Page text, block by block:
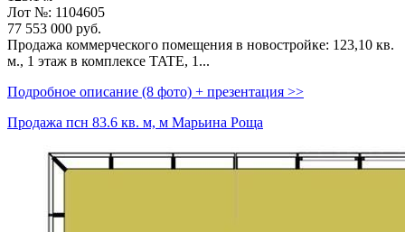
Лот №: 1104605
77 553 000 руб.
Продажа коммерческого помещения в новостройке: 123,­10 кв.
м.,­ 1 этаж в комплексе TATE,­ 1...
Подробное описание (8 фото) + презентация >>
Продажа псн 83.6 кв. м, м Марьина Роща